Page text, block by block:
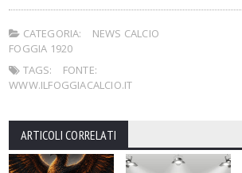
CATEGORIA:
NEWS CALCIO
FOGGIA 1920
TAGS:
FONTE:
WWW.ILFOGGIACALCIO.IT
ARTICOLI CORRELATI